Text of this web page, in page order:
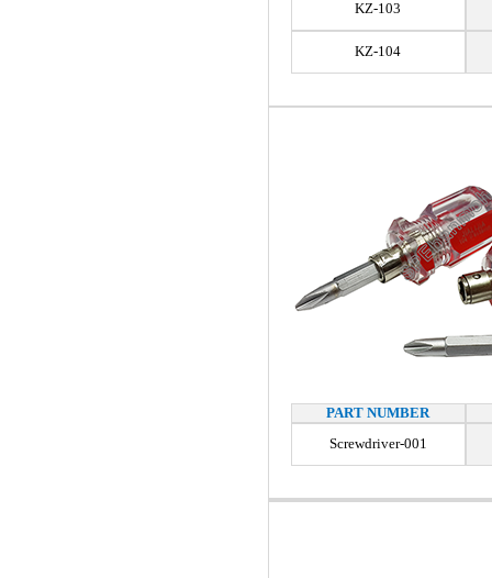
KZ-103
KZ-104
PART NUMBER
Screwdriver-001